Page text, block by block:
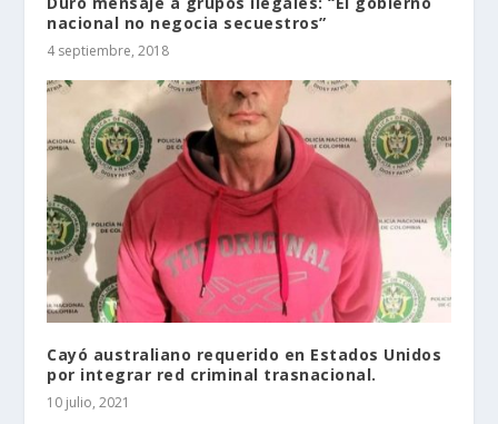
nacional no negocia secuestros”
4 septiembre, 2018
Cayó australiano requerido en Estados Unidos
por integrar red criminal trasnacional.
10 julio, 2021